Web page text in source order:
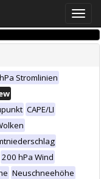
Toggle
Stromlinien
CAPE/LI
200 hPa Wind
Neuschneehöhe